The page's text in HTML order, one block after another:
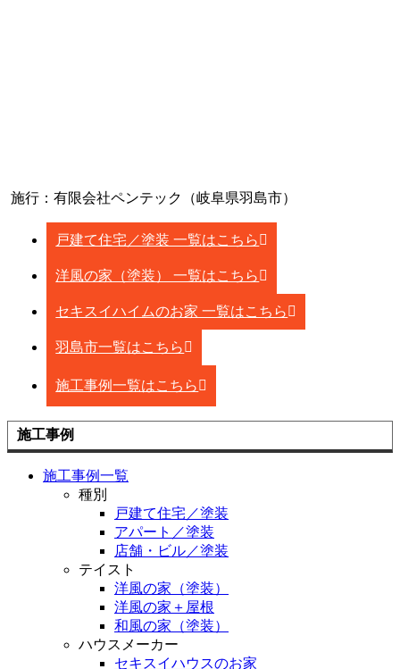
施行：有限会社ペンテック（岐阜県羽島市）
戸建て住宅／塗装 一覧はこちら
洋風の家（塗装） 一覧はこちら
セキスイハイムのお家 一覧はこちら
羽島市一覧はこちら
施工事例一覧はこちら
施工事例
施工事例一覧
種別
戸建て住宅／塗装
アパート／塗装
店舗・ビル／塗装
テイスト
洋風の家（塗装）
洋風の家＋屋根
和風の家（塗装）
ハウスメーカー
セキスイハウスのお家